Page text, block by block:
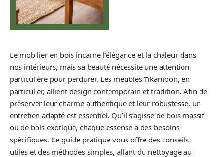
Le mobilier en bois incarne l’élégance et la chaleur dans
nos intérieurs, mais sa beauté nécessite une attention
particulière pour perdurer. Les meubles Tikamoon, en
particulier, allient design contemporain et tradition. Afin de
préserver leur charme authentique et leur robustesse, un
entretien adapté est essentiel. Qu’il s’agisse de bois massif
ou de bois exotique, chaque essense a des besoins
spécifiques. Ce guide pratique vous offre des conseils
utiles et des méthodes simples, allant du nettoyage au